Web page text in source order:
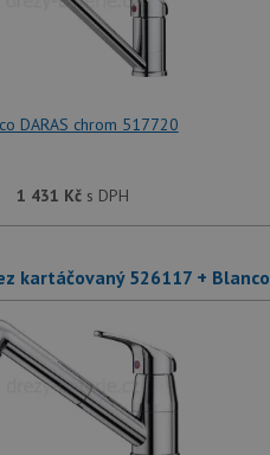
DARAS chrom 517720
1 431 Kč s DPH
kartáčovaný 526117 +